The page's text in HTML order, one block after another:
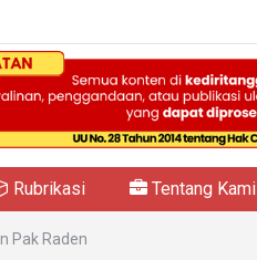
Rubrikasi Tentang Kami
Pak Raden